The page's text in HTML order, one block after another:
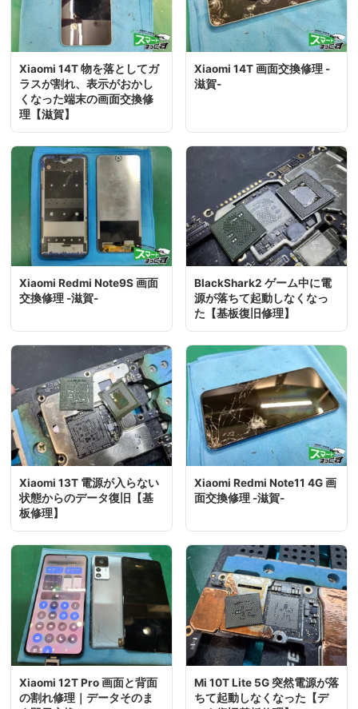
Xiaomi 14T 物を落としてガ
ラスが割れ、表示がおかし
くなった端末の画面交換修
理【滋賀】
Xiaomi 14T 画面交換修理 -
滋賀-
Xiaomi Redmi Note9S 画面
交換修理 -滋賀-
BlackShark2 ゲーム中に電
源が落ちて起動しなくなっ
た【基板復旧修理】
Xiaomi 13T 電源が入らない
状態からのデータ復旧【基
板修理】
Xiaomi Redmi Note11 4G 画
面交換修理 -滋賀-
Xiaomi 12T Pro 画面と背面
の割れ修理｜データそのま
Mi 10T Lite 5G 突然電源が落
ちて起動しなくなった【デ